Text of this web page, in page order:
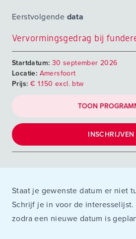
Eerstvolgende data
Vervormingsgedrag bij
Startdatum: 30 september 2026
Locatie: Amersfoort
Prijs: € 1.150 excl. btw
TOON
INSCHRIJVEN
Staat je gewenste datum er niet
Schrijf je in voor de
zodra een nieuwe datum is